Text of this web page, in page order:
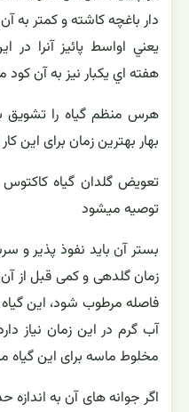
دار باغچه كاشته و کمتر
يعني اواسط پائيز آنرا
هفته اي يكبار نيز به آن كود
هرس منظم گیاه را تشویق
بهار بهترین زمان برای این
توصیه میشود
بستر آن باید نفوذ پذیر و
زمان گلدهی و کمی قبل از
فاصله مرطوب شود، این گیاه
مخلوط ماسه برای این
اگر جوانه های آن به